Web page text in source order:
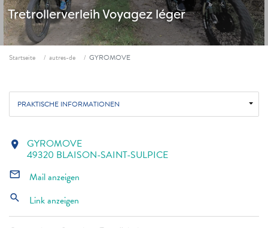
Tretrollerverleih Voyagez léger
Fil d'ariane
Startseite autres-de GYROMOVE
PRAKTISCHE INFORMATIONEN
location_on GYROMOVE
49320 BLAISON-SAINT-SULPICE
mail_outline Mail anzeigen
search Link anzeigen